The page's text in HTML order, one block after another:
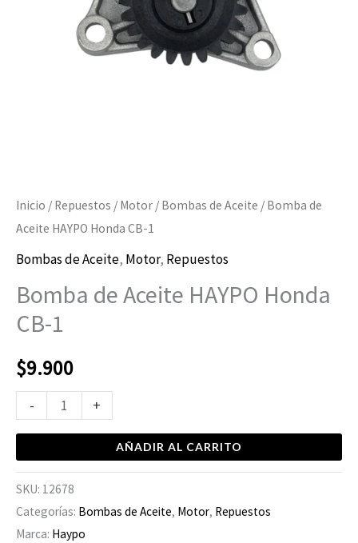
Inicio / Repuestos / Motor / Bombas de Aceite / Bomba de
Aceite HAYPO Honda CB-1
Bombas de Aceite, Motor, Repuestos
Bomba de Aceite HAYPO Honda
CB-1
$9.900
- +
AÑADIR AL CARRITO
SKU: 12678
Categorías: Bombas de Aceite, Motor, Repuestos
Marca: Haypo